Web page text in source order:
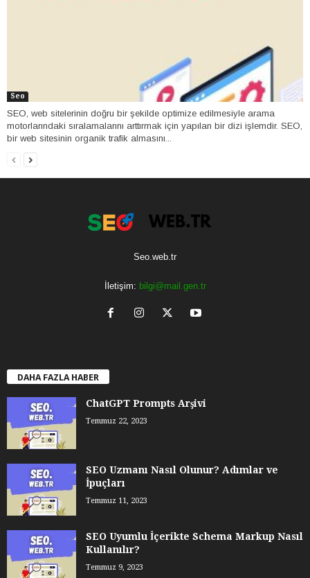
Seo
SEO, web sitelerinin doğru bir şekilde optimize edilmesiyle arama
motorlarındaki sıralamalarını arttırmak için yapılan bir dizi işlemdir. SEO,
bir web sitesinin organik trafik almasını...
Seo.web.tr
İletişim: bilgi@mail.gen.tr
DAHA FAZLA HABER
ChatGPT Prompts Arşivi
Temmuz 22, 2023
SEO Uzmanı Nasıl Olunur? Adımlar ve
İpuçları
Temmuz 11, 2023
SEO Uyumlu İçerikte Schema Markup Nasıl
Kullanılır?
Temmuz 9, 2023